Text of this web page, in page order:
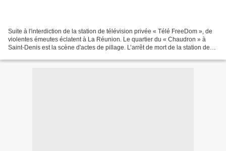
Suite à l'interdiction de la station de télévision privée « Télé FreeDom », de
violentes émeutes éclatent à La Réunion. Le quartier du « Chaudron » à
Saint-Denis est la scène d'actes de pillage. L’arrêt de mort de la station de